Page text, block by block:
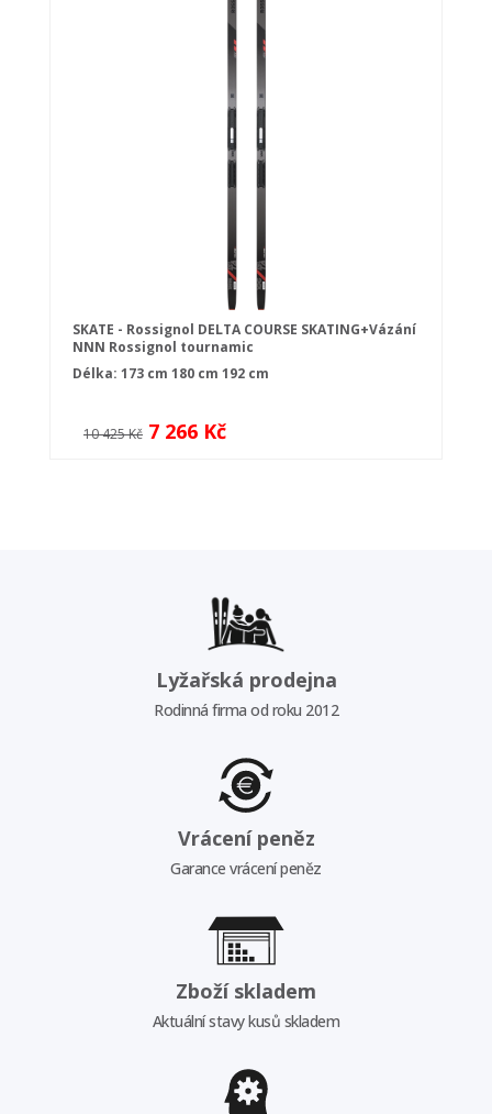
SKATE - Rossignol DELTA COURSE SKATING+Vázání
NNN Rossignol tournamic
Délka: 173 cm 180 cm 192 cm
10 425 Kč 7 266 Kč
Lyžařská prodejna
Rodinná firma od roku 2012
Vrácení peněz
Garance vrácení peněz
Zboží skladem
Aktuální stavy kusů skladem